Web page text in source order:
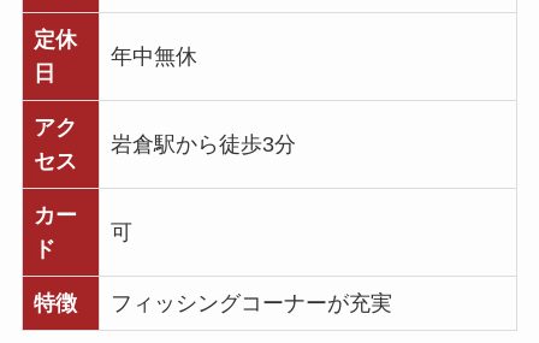
定休
日
年中無休
アク
セス
岩倉駅から徒歩3分
カー
ド
可
特徴 フィッシングコーナーが充実